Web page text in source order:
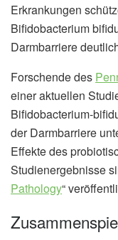
Erkrankungen
Bifidobacterium
Darmbarriere
Forschende des
einer aktuellen
Bifidobacterium-
der Darmbarriere
Effekte des
Studienergebnisse
Pathology“